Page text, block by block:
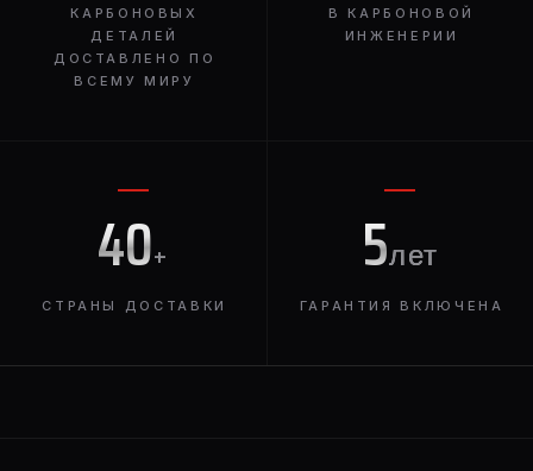
КАРБОНОВЫХ
ДЕТАЛЕЙ
ДОСТАВЛЕНО ПО
ВСЕМУ МИРУ
В КАРБОНОВОЙ
ИНЖЕНЕРИИ
40+
СТРАНЫ ДОСТАВКИ
5лет
ГАРАНТИЯ ВКЛЮЧЕНА